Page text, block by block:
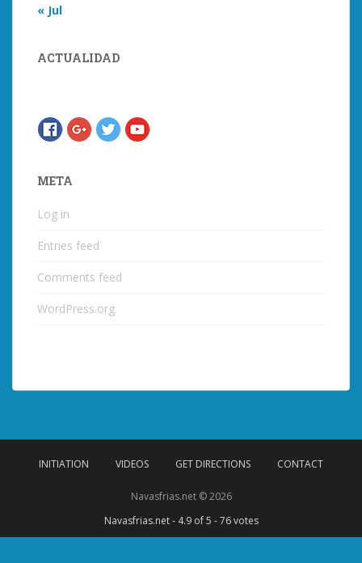
« Jul
ACTUALIDAD
META
Log in
Entries feed
Comments feed
WordPress.org
INITIATION VIDEOS GET DIRECTIONS CONTACT
Navasfrias.net © 2026
Navasfrias.net- 4.9of 5 -76votes